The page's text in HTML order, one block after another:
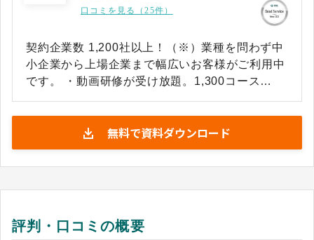
口コミを見る（25件）
契約企業数 1,200社以上！（※）業種を問わず中
小企業から上場企業まで幅広いお客様がご利用中
です。 ・動画研修が受け放題。1,300コース
新研修が登場 ・自社のナレッジやノウハウを簡単
にオリジナルの研修コースにできます
（PDF,PPT,MP3等に対応）。 ・受講履歴・テス
ト・アンケートを一元化。レポートで運用状況を
ンを提案 ・初期費用0円＆月額200円/名～の圧倒
的コストパフォーマンス（年間契約1,000名でご
無料で資料ダウンロード
評判・口コミの概要